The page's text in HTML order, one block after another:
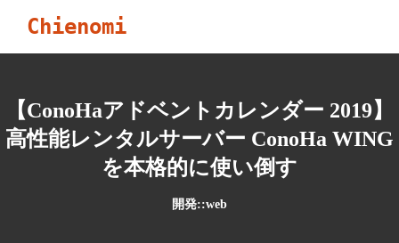
Chienomi
【ConoHaアドベントカレンダー 2019】
高性能レンタルサーバー ConoHa WING
を本格的に使い倒す
開発::web